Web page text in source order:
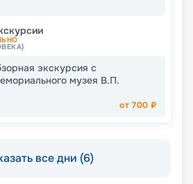
экскурсия с
музея В.П.
от 700 ₽
все дни (6)